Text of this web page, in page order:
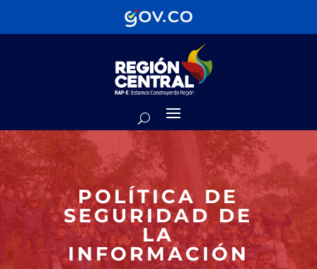
POLÍTICA DE
SEGURIDAD DE
LA
INFORMACIÓN